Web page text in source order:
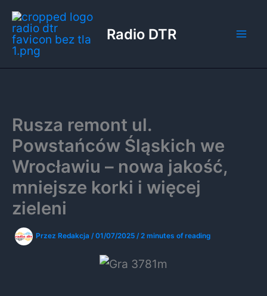
Przejdź
do
treści
Radio DTR
Rusza remont ul.
Powstańców Śląskich we
Wrocławiu – nowa jakość,
mniejsze korki i więcej
zieleni
Przez Redakcja /01/07/2025 /2 minutes of reading